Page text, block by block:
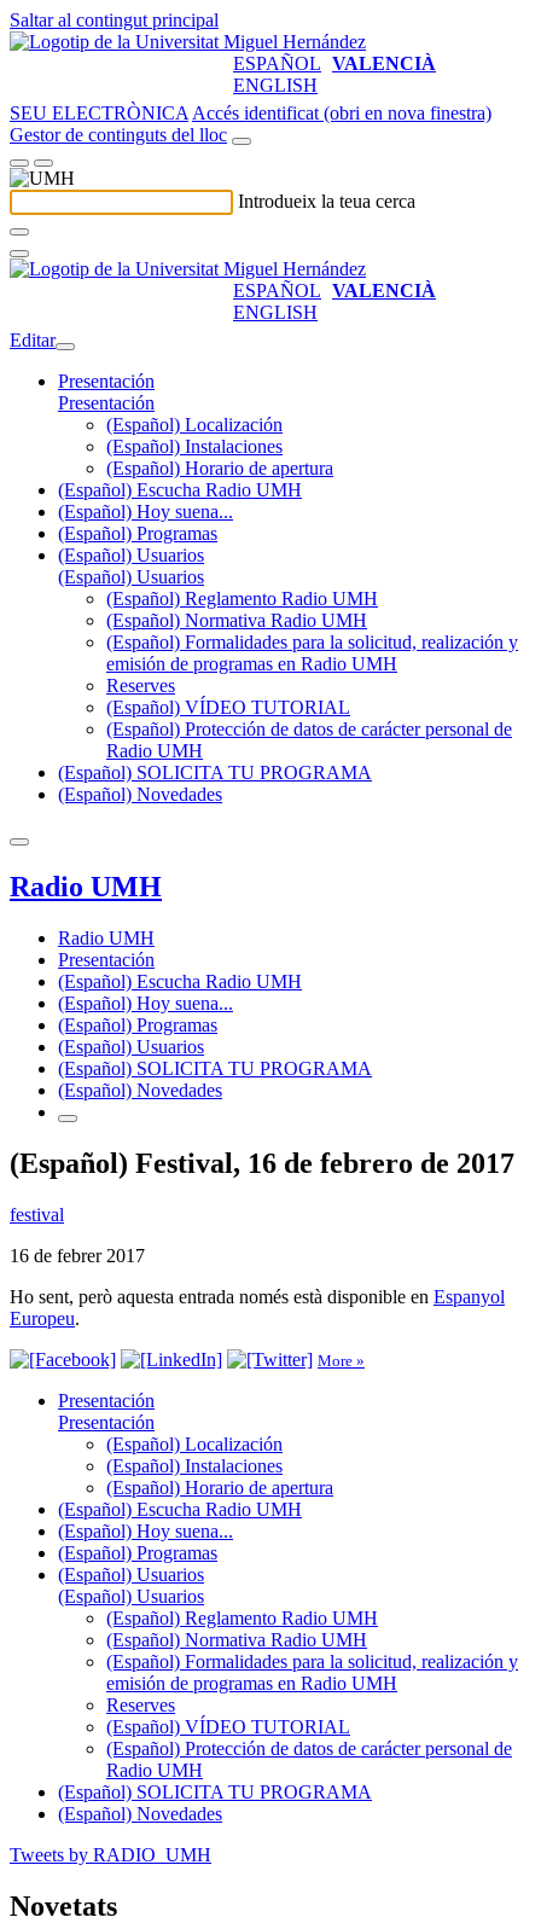
Saltar al contingut principal
ESPAÑOL VALENCIÀ
ENGLISH
SEU ELECTRÒNICA Accés identificat (obri en nova finestra)
Gestor de continguts del lloc
Introdueix la teua cerca
ESPAÑOL VALENCIÀ
ENGLISH
Editar
Presentación
Presentación
(Español) Localización
(Español) Instalaciones
(Español) Horario de apertura
(Español) Escucha Radio UMH
(Español) Hoy suena...
(Español) Programas
(Español) Usuarios
(Español) Usuarios
(Español) Reglamento Radio UMH
(Español) Normativa Radio UMH
(Español) Formalidades para la solicitud, realización y
emisión de programas en Radio UMH
Reserves
(Español) VÍDEO TUTORIAL
(Español) Protección de datos de carácter personal de
Radio UMH
(Español) SOLICITA TU PROGRAMA
(Español) Novedades
Radio UMH
Radio UMH
Presentación
(Español) Escucha Radio UMH
(Español) Hoy suena...
(Español) Programas
(Español) Usuarios
(Español) SOLICITA TU PROGRAMA
(Español) Novedades
(Español) Festival, 16 de febrero de 2017
festival
16 de febrer 2017
Ho sent, però aquesta entrada només està disponible en Espanyol
Europeu.
More »
Presentación
Presentación
(Español) Localización
(Español) Instalaciones
(Español) Horario de apertura
(Español) Escucha Radio UMH
(Español) Hoy suena...
(Español) Programas
(Español) Usuarios
(Español) Usuarios
(Español) Reglamento Radio UMH
(Español) Normativa Radio UMH
(Español) Formalidades para la solicitud, realización y
emisión de programas en Radio UMH
Reserves
(Español) VÍDEO TUTORIAL
(Español) Protección de datos de carácter personal de
Radio UMH
(Español) SOLICITA TU PROGRAMA
(Español) Novedades
Tweets by RADIO_UMH
Novetats